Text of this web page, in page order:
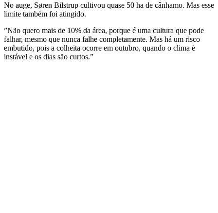
No auge, Søren Bilstrup cultivou quase 50 ha de cânhamo. Mas esse
limite também foi atingido.
”Não quero mais de 10% da área, porque é uma cultura que pode
falhar, mesmo que nunca falhe completamente. Mas há um risco
embutido, pois a colheita ocorre em outubro, quando o clima é
instável e os dias são curtos.”